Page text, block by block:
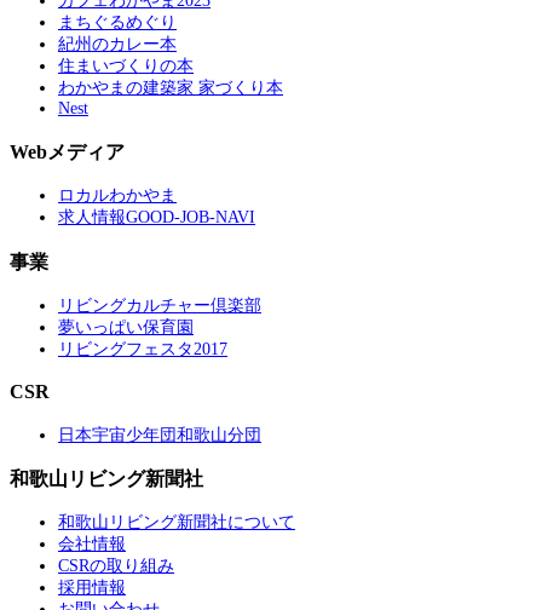
まちぐるめぐり
紀州のカレー本
住まいづくりの本
わかやまの建築家 家づくり本
Nest
Webメディア
ロカルわかやま
求人情報GOOD-JOB-NAVI
事業
リビングカルチャー倶楽部
夢いっぱい保育園
リビングフェスタ2017
CSR
日本宇宙少年団和歌山分団
和歌山リビング新聞社
和歌山リビング新聞社について
会社情報
CSRの取り組み
採用情報